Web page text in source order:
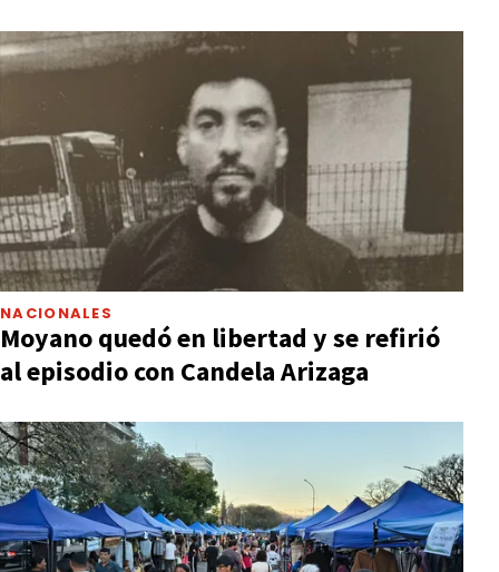
NACIONALES
Moyano quedó en libertad y se refirió
al episodio con Candela Arizaga